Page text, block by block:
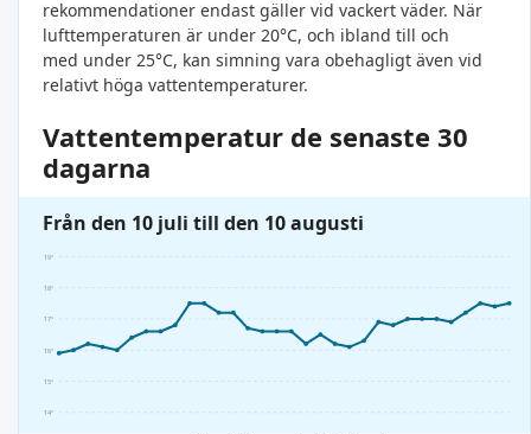
rekommendationer endast gäller vid vackert väder. När
lufttemperaturen är under 20°C, och ibland till och
med under 25°C, kan simning vara obehagligt även vid
relativt höga vattentemperaturer.
Vattentemperatur de senaste 30
dagarna
Från den 10 juli till den 10 augusti
14°
15°
16°
17°
18°
19°